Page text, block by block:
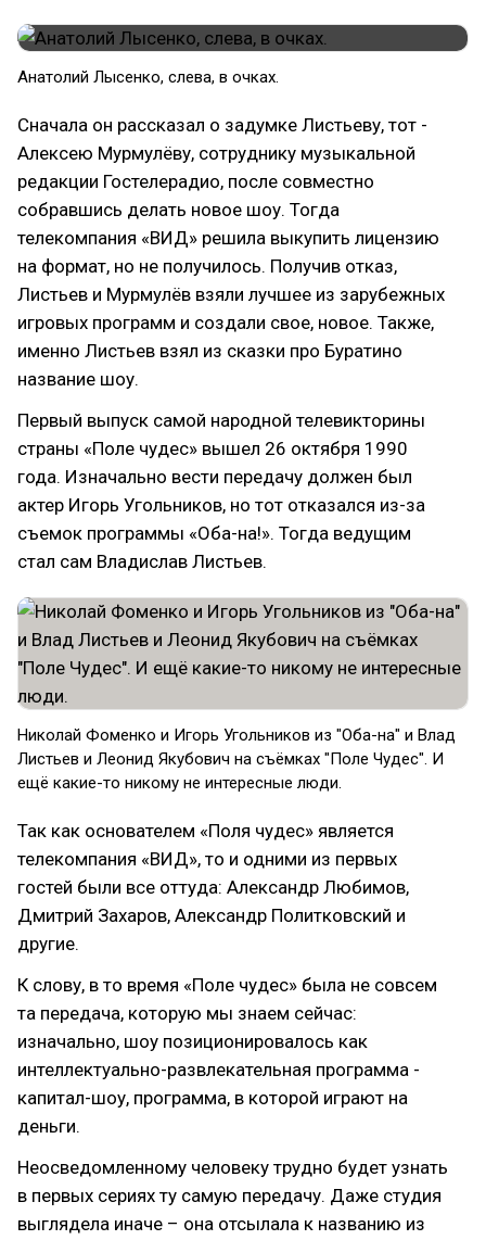
Анатолий Лысенко, слева, в очках.
Сначала он рассказал о задумке Листьеву, тот -
Алексею Мурмулёву, сотруднику музыкальной
редакции Гостелерадио, после совместно
собравшись делать новое шоу. Тогда
телекомпания «ВИД» решила выкупить лицензию
на формат, но не получилось. Получив отказ,
Листьев и Мурмулёв взяли лучшее из зарубежных
игровых программ и создали свое, новое. Также,
именно Листьев взял из сказки про Буратино
название шоу.
Первый выпуск самой народной телевикторины
страны «Поле чудес» вышел 26 октября 1990
года. Изначально вести передачу должен был
актер Игорь Угольников, но тот отказался из-за
съемок программы «Оба-на!». Тогда ведущим
стал сам Владислав Листьев.
Николай Фоменко и Игорь Угольников из "Оба-на" и Влад
Листьев и Леонид Якубович на съёмках "Поле Чудес". И
ещё какие-то никому не интересные люди.
Так как основателем «Поля чудес» является
телекомпания «ВИД», то и одними из первых
гостей были все оттуда: Александр Любимов,
Дмитрий Захаров, Александр Политковский и
другие.
К слову, в то время «Поле чудес» была не совсем
та передача, которую мы знаем сейчас:
изначально, шоу позиционировалось как
интеллектуально-развлекательная программа -
капитал-шоу, программа, в которой играют на
деньги.
Неосведомленному человеку трудно будет узнать
в первых сериях ту самую передачу. Даже студия
выглядела иначе – она отсылала к названию из